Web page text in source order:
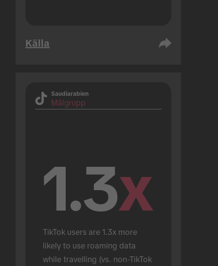
Källa
Saudiarabien
Målgrupp
1.3x
TikTok users are 1.3x more
likely to use roaming data
while travelling (vs. non-TikTok